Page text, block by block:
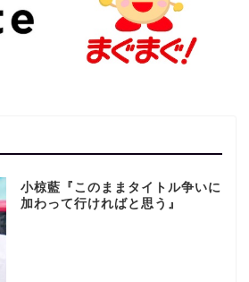
小椋藍『このままタイトル争いに
加わって行ければと思う』